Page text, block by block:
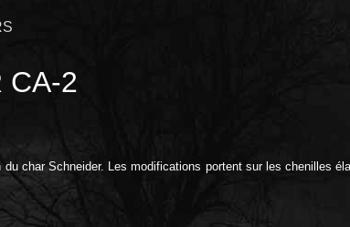
CA-2
char Schneider. Les modifications portent sur les chenilles